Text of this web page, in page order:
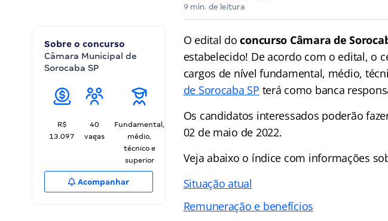
9 min. de leitura
Sobre o concurso
Câmara Municipal de
Sorocaba SP
R$
13.097
40
vagas
Fundamental,
médio,
técnico e
superior
Acompanhar
O edital doconcurso Câmara de
estabelecido! De acordo com o edital, o
cargos de nível fundamental, médio,
de Sorocaba SP terá como banca
Os candidatos interessados poderão
02 de maio de 2022.
Veja abaixo o índice com informações
Situação atual
Remuneração e benefícios